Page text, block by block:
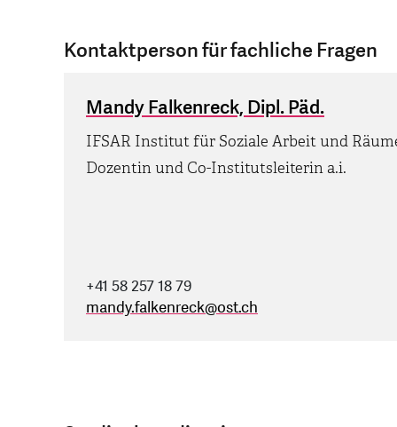
Kontaktperson für fachliche Fragen
Mandy Falkenreck, Dipl. Päd.
IFSAR Institut für Soziale Arbeit und
Dozentin und Co-Institutsleiterin a.i.
+41 58 257 18 79
mandy.falkenreck@ost.ch